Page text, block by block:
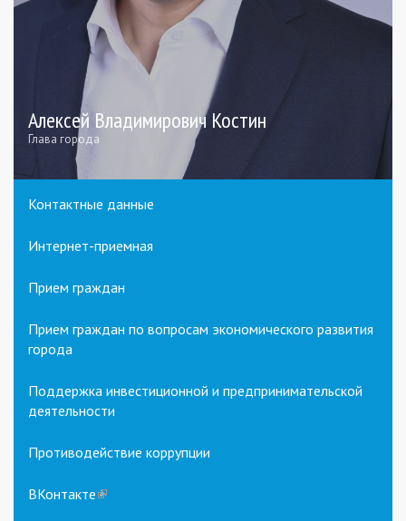
Алексей Владимирович Костин
Глава города
Контактные данные
Интернет-приемная
Прием граждан
Прием граждан по вопросам экономического развития
города
Поддержка инвестиционной и предпринимательской
деятельности
Противодействие коррупции
ВКонтакте(link